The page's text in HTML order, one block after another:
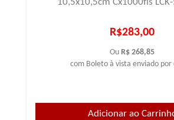
R$283,00
Ou R$ 268,85
com Boleto à vista enviado por